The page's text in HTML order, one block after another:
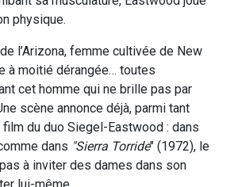
physique.
l’Arizona, femme cultivée de New
à moitié dérangée… toutes
cet homme qui ne brille pas par
scène annonce déjà, parmi tant
film du duo Siegel-Eastwood : dans
dans "Sierra Torride" (1972), le
à inviter des dames dans son